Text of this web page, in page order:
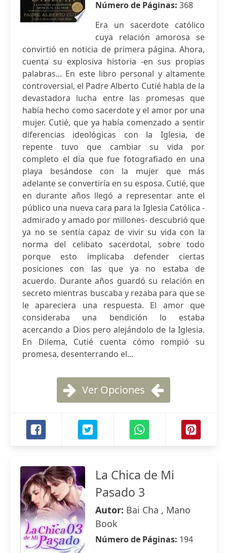
Número de Páginas: 368
Era un sacerdote católico
cuya relación amorosa se
convirtió en noticia de primera página. Ahora,
cuenta su explosiva historia -en sus propias
palabras... En este libro personal y altamente
controversial, el Padre Alberto Cutié habla de la
devastadora lucha entre las promesas que
había hecho como sacerdote y el amor por una
mujer. Cutié, que ya había comenzado a sentir
diferencias ideológicas con la Iglesia, de
repente tuvo que cambiar su vida por
completo el día que fue fotografiado en una
playa besándose con la mujer que más
adelante se convertiría en su esposa. Cutié, que
en durante años llegó a representar ante el
público una nueva cara para la Iglesia Católica -
admirado y amado por millones- descubrió que
ya no se sentía capaz de vivir su vida con la
norma del celibato sacerdotal, sobre todo
porque esto implicaba defender ciertas
posiciones con las que ya no estaba de
acuerdo. Durante años guardó su relación en
secreto mientras buscaba y rezaba para que se
le apareciera una respuesta. El amor que
consideraba una bendición lo estaba
acercando a Dios pero alejándolo de la Iglesia.
En Dilema, Cutié cuenta cómo rompió su
promesa, desenterrando el...
Ver Opciones
La Chica de Mi
Pasado 3
Autor: Bai Cha , Mano
Book
Número de Páginas: 194